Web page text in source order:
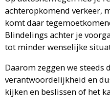
achteropkomend verkeer,
komt daar
Blindelings achter je
tot minder wenselijke
Daarom zeggen we steeds
verantwoordelijkheid en
kijken en beslissen of het